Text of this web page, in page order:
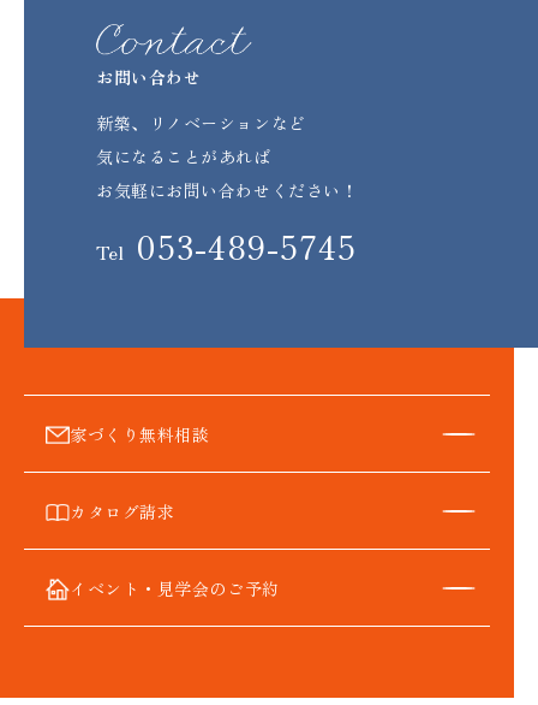
お問い合わせ
新築、リノベーションなど
気になることがあれば
お気軽にお問い合わせください！
Tel 053-489-5745
家づくり無料相談
カタログ請求
イベント・見学会のご予約